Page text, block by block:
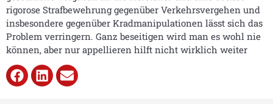
rigorose Strafbewehrung gegenüber Verkehrsvergehen und
insbesondere gegenüber Kradmanipulationen lässt sich das
Problem verringern. Ganz beseitigen wird man es wohl nie
können, aber nur appellieren hilft nicht wirklich weiter